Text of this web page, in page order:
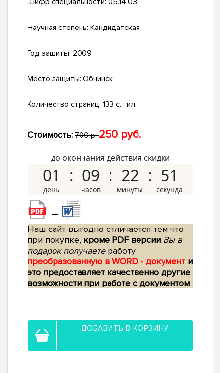
Шифр специальности: 05.14.03
Научная степень: Кандидатская
Год защиты: 2009
Место защиты: Обнинск
Количество страниц: 133 с. : ил.
Стоимость: 700 р.250 руб.
до окончания действия скидки
01 09 22 50
+
Наш сайт выгодно отличается тем что
при покупке, кроме PDF версии Вы в
подарок получаетеработу
преобразованную в WORD - документ и
это предоставляет качественно другие
возможности при работе с документом
ДОБАВИТЬ В КОРЗИНУ